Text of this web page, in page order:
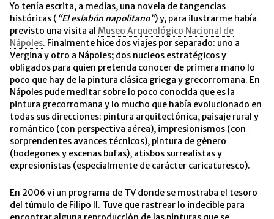
Yo tenía escrita, a medias, una novela de tangencias
históricas ( “El eslabón napolitano”) y, para ilustrarme había
previsto una visita al Museo Arqueológico Nacional de
Nápoles. Finalmente hice dos viajes por separado: uno a
Vergina y otro a Nápoles; dos nucleos estratégicos y
obligados para quien pretenda conocer de primera mano lo
poco que hay de la pintura clásica griega y grecorromana. En
Nápoles pude meditar sobre lo poco conocida que es la
pintura grecorromana y lo mucho que había evolucionado en
todas sus direcciones: pintura arquitectónica, paisaje rural y
romántico (con perspectiva aérea), impresionismos (con
sorprendentes avances técnicos), pintura de género
(bodegones y escenas bufas), atisbos surrealistas y
expresionistas (especialmente de carácter caricaturesco).
En 2006 vi un programa de TV donde se mostraba el tesoro
del túmulo de Filipo II. Tuve que rastrear lo indecible para